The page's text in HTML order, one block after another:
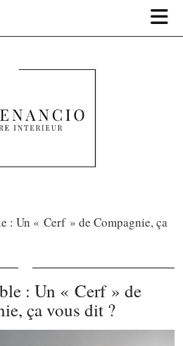
: Un « Cerf » de Compagnie, ça
: Un « Cerf » de
ça vous dit ?